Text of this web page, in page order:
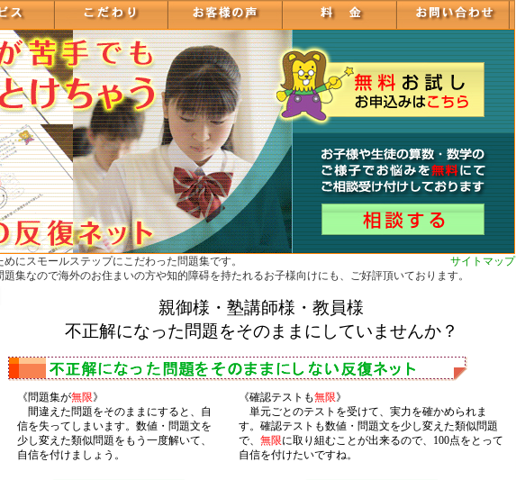
にスモールステップにこだわった問題集です。
サイトマップ
集なので海外のお住まいの方や知的障碍を持たれるお子様向けにも、ご好評頂いております。
親御様・塾講師様・教員様
不正解になった問題をそのままにしていませんか？
《問題集が無限》
間違えた問題をそのままにすると、自
信を失ってしまいます。数値・問題文を
少し変えた類似問題をもう一度解いて、
自信を付けましょう。
《確認テストも無限》
単元ごとのテストを受けて、実力を確かめられま
す。確認テストも数値・問題文を少し変えた類似問題
で、 無限に取り組むことが出来るので、100点をとって
自信を付けたいですね。